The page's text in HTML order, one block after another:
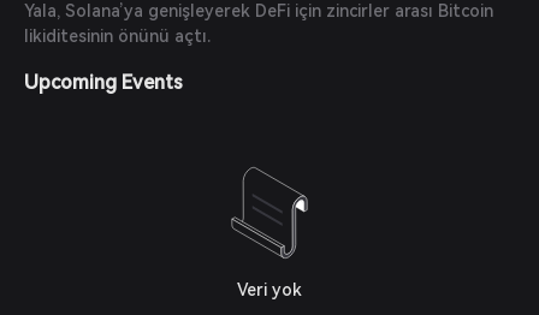
Yala, Solana’ya genişleyerek DeFi için zincirler arası Bitcoin
likiditesinin önünü açtı.
Upcoming Events
Veri yok